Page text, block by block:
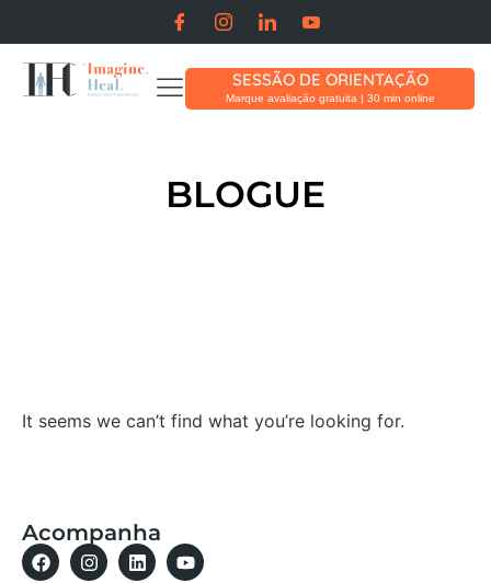
SESSÃO DE ORIENTAÇÃO
Marque avaliação gratuita | 30 min online
BLOGUE
It seems we can’t find what you’re looking for.
Acompanha